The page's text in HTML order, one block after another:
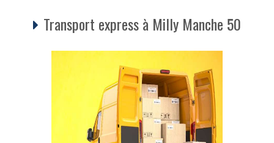
Transport express à Milly Manche 50